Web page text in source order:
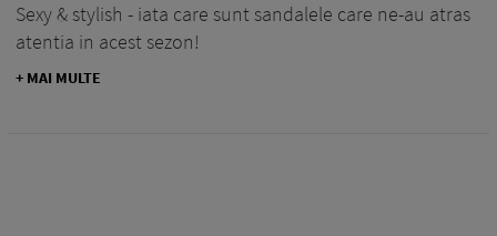
Sexy & stylish - iata care sunt sandalele care ne-au atras
atentia in acest sezon!
+ MAI MULTE